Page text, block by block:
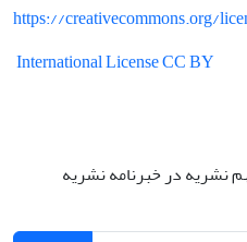
https://creativecommons.org/
International License CC BY
نشریه در خبرنامه نشریه